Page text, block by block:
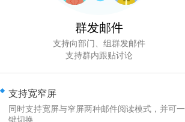
群发邮件
支持向部门、组群发邮件
支持群内跟贴讨论
支持宽窄屏
同时支持宽屏与窄屏两种邮件阅读模式，并可一
键切换